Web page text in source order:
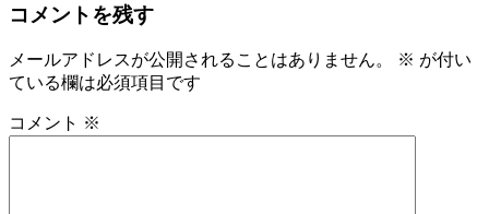
コメントを残す
メールアドレスが公開されることはありません。 ※ が付い
ている欄は必須項目です
コメント ※